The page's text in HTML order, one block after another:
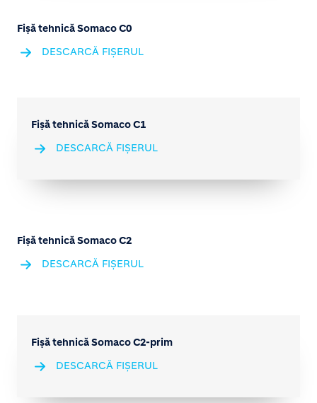
Fișă tehnică Somaco C0
DESCARCĂ FIȘERUL
Fișă tehnică Somaco C1
DESCARCĂ FIȘERUL
Fișă tehnică Somaco C2
DESCARCĂ FIȘERUL
Fișă tehnică Somaco C2-prim
DESCARCĂ FIȘERUL